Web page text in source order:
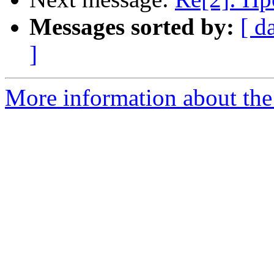
Messages sorted by: [
]
More information about